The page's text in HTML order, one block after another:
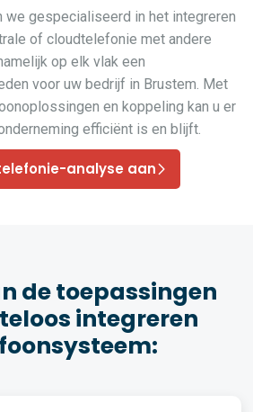
we gespecialiseerd in het integreren
of cloudtelefonie met andere
op elk vlak een
voor uw bedrijf in Brustem. Met
en koppeling kan u er
efficiënt is en blijft.
analyse aan
de toepassingen
integreren